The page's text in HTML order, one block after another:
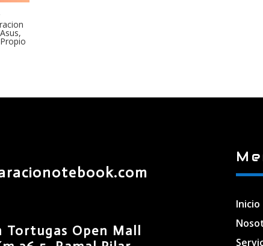
Tortugas Open Mall
Inicio